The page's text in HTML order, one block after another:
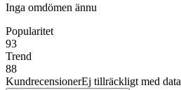
Inga omdömen ännu
Popularitet
93
Trend
88
KundrecensionerEj tillräckligt med data